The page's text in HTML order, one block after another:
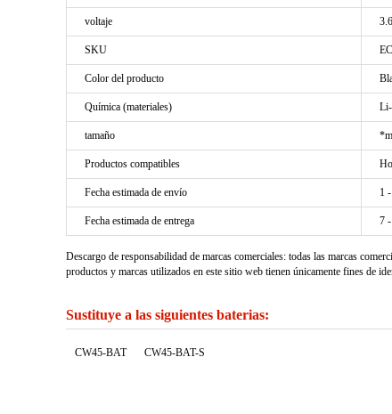
voltaje
SKU
Color del producto
Química (materiales)
tamaño
Productos compatibles
Fecha estimada de envío 1
Fecha estimada de entrega 7
Descargo de responsabilidad de marcas comerciales: todas las marcas
productos y marcas utilizados en este sitio web tienen únicamente fines de
Sustituye a las siguientes baterias:
CW45-BAT CW45-BAT-S